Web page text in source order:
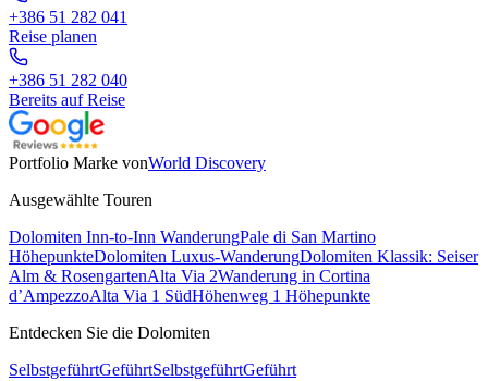
+386 51 282 041
Reise planen
+386 51 282 040
Bereits auf Reise
Portfolio Marke vonWorld Discovery
Ausgewählte Touren
Dolomiten Inn-to-Inn WanderungPale di San Martino
HöhepunkteDolomiten Luxus-WanderungDolomiten Klassik: Seiser
Alm & RosengartenAlta Via 2Wanderung in Cortina
d’AmpezzoAlta Via 1 SüdHöhenweg 1 Höhepunkte
Entdecken Sie die Dolomiten
SelbstgeführtGeführtSelbstgeführtGeführt